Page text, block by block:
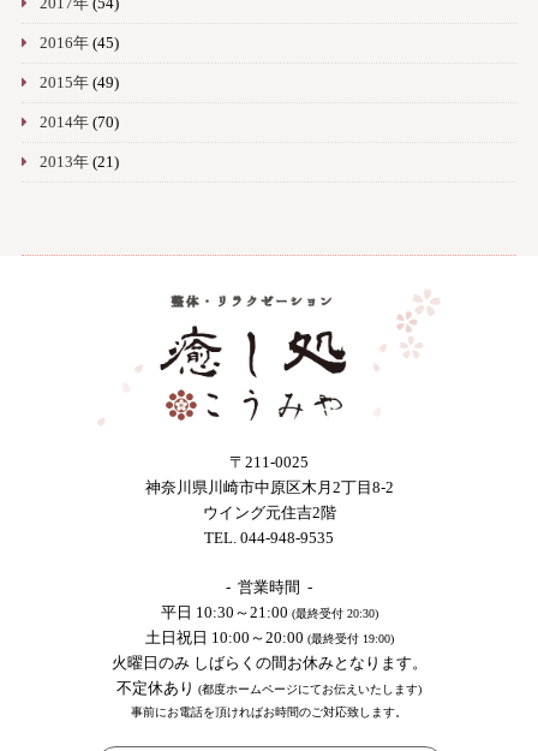
2017年(54)
2016年(45)
2015年(49)
2014年(70)
2013年(21)
〒211-0025
神奈川県川崎市中原区木月2丁目8-2
ウイング元住吉2階
TEL. 044-948-9535
- 営業時間 -
平日 10:30～21:00 (最終受付 20:30)
土日祝日 10:00～20:00 (最終受付 19:00)
火曜日のみ しばらくの間お休みとなります。
不定休あり (都度ホームページにてお伝えいたします)
事前にお電話を頂ければお時間のご対応致します。